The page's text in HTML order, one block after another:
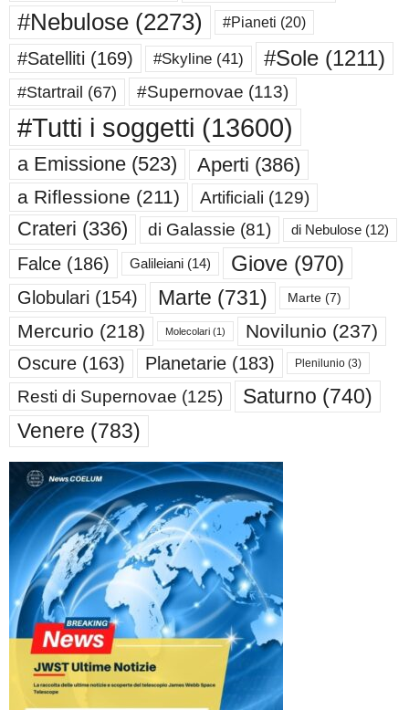
#Nebulose (2273) #Pianeti (20)
#Satelliti (169) #Skyline (41) #Sole (1211)
#Startrail (67) #Supernovae (113)
#Tutti i soggetti (13600)
a Emissione (523) Aperti (386)
a Riflessione (211) Artificiali (129)
Crateri (336) di Galassie (81) di Nebulose (12)
Falce (186) Galileiani (14) Giove (970)
Globulari (154) Marte (731) Marte (7)
Mercurio (218) Molecolari (1) Novilunio (237)
Oscure (163) Planetarie (183) Plenilunio (3)
Resti di Supernovae (125) Saturno (740)
Venere (783)